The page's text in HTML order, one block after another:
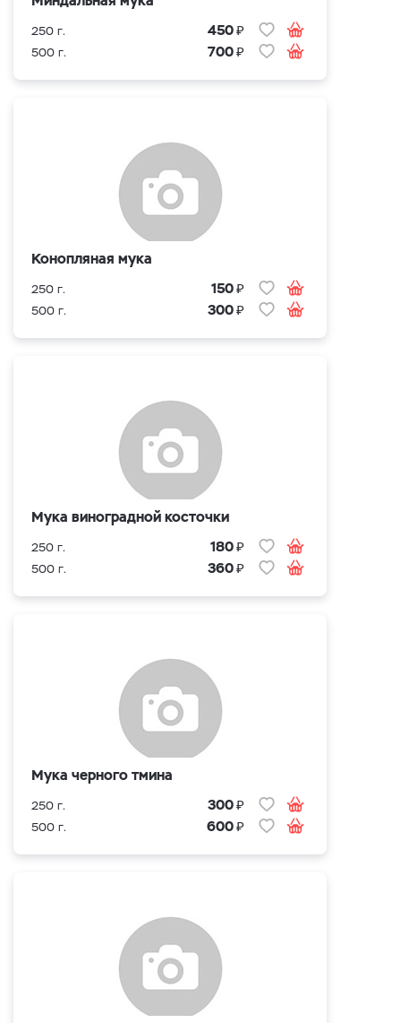
250 г. 450₽
500 г. 700₽
Конопляная мука
250 г. 150₽
500 г. 300₽
Мука виноградной косточки
250 г. 180₽
500 г. 360₽
Мука черного тмина
250 г. 300₽
500 г. 600₽